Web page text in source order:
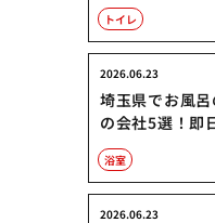
トイレ
埼玉県でお風
の会社5選！即
2026.06.23
浴室
2026.06.23